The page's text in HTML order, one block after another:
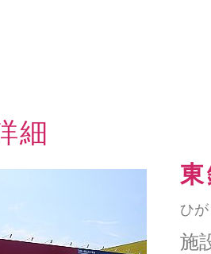
細
ひ
施